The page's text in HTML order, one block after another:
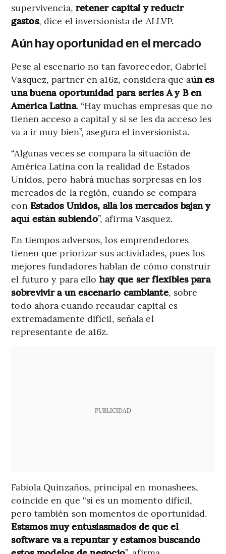
supervivencia, retener capital y reducir
gastos, dice el inversionista de ALLVP.
Aún hay oportunidad en el mercado
Pese al escenario no tan favorecedor, Gabriel
Vasquez, partner en a16z, considera que aún es
una buena oportunidad para series A y B en
América Latina. “Hay muchas empresas que no
tienen acceso a capital y si se les da acceso les
va a ir muy bien”, asegura el inversionista.
“Algunas veces se compara la situación de
América Latina con la realidad de Estados
Unidos, pero habrá muchas sorpresas en los
mercados de la región, cuando se compara
con Estados Unidos, allá los mercados bajan y
aquí están subiendo”, afirma Vasquez.
En tiempos adversos, los emprendedores
tienen que priorizar sus actividades, pues los
mejores fundadores hablan de cómo construir
el futuro y para ello hay que ser flexibles para
sobrevivir a un escenario cambiante, sobre
todo ahora cuando recaudar capital es
extremadamente difícil, señala el
representante de a16z.
PUBLICIDAD
Fabiola Quinzaños, principal en monashees,
coincide en que “sí es un momento difícil,
pero también son momentos de oportunidad.
Estamos muy entusiasmados de que el
software va a repuntar y estamos buscando